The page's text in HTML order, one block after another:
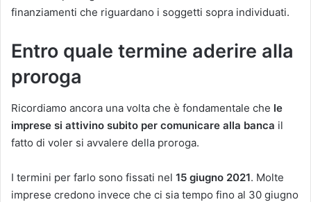
finanziamenti che riguardano i soggetti sopra individuati.
Entro quale termine aderire alla
proroga
Ricordiamo ancora una volta che è fondamentale che le
imprese si attivino subito per comunicare alla banca il
fatto di voler si avvalere della proroga.
I termini per farlo sono fissati nel 15 giugno 2021. Molte
imprese credono invece che ci sia tempo fino al 30 giugno